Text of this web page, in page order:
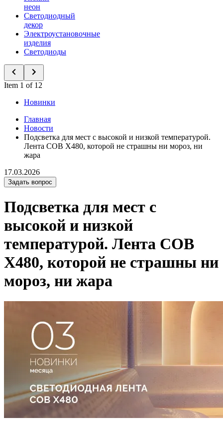
неон
Светодиодный
декор
Электроустановочные
изделия
Светодиоды
Item 1 of 12
Новинки
Главная
Новости
Подсветка для мест с высокой и низкой температурой.
Лента COB X480, которой не страшны ни мороз, ни
жара
17.03.2026
Задать вопрос
Подсветка для мест с
высокой и низкой
температурой. Лента COB
X480, которой не страшны ни
мороз, ни жара